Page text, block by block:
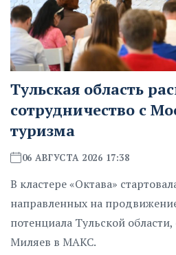
Тульская область
сотрудничество с
туризма
06 АВГУСТА 2026 17:38
В кластере «Октава»
направленных на
потенциала Тульской
Миляев в MAKC.